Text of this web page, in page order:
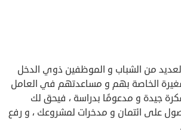
من الشباب و الموظفين ذوي الدخل
الخاصة بهم و مساعدتهم في العامل
جيدة و مدعومًا بدراسة ، فيحق لك
على ائتمان و مدخرات لمشروعك ، و رفع